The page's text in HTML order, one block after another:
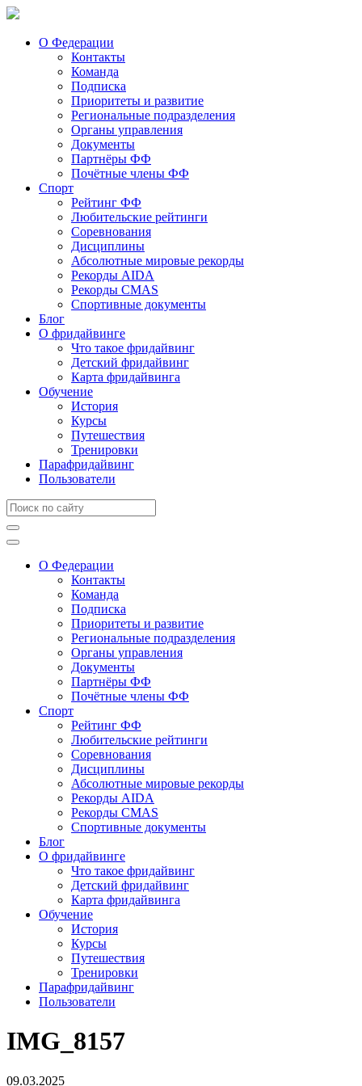
О Федерации
Контакты
Команда
Подписка
Приоритеты и развитие
Региональные подразделения
Органы управления
Документы
Партнёры ФФ
Почётные члены ФФ
Спорт
Рейтинг ФФ
Любительские рейтинги
Соревнования
Дисциплины
Абсолютные мировые рекорды
Рекорды AIDA
Рекорды CMAS
Спортивные документы
Блог
О фридайвинге
Что такое фридайвинг
Детский фридайвинг
Карта фридайвинга
Обучение
История
Курсы
Путешествия
Тренировки
Парафридайвинг
Пользователи
О Федерации
Контакты
Команда
Подписка
Приоритеты и развитие
Региональные подразделения
Органы управления
Документы
Партнёры ФФ
Почётные члены ФФ
Спорт
Рейтинг ФФ
Любительские рейтинги
Соревнования
Дисциплины
Абсолютные мировые рекорды
Рекорды AIDA
Рекорды CMAS
Спортивные документы
Блог
О фридайвинге
Что такое фридайвинг
Детский фридайвинг
Карта фридайвинга
Обучение
История
Курсы
Путешествия
Тренировки
Парафридайвинг
Пользователи
IMG_8157
09.03.2025